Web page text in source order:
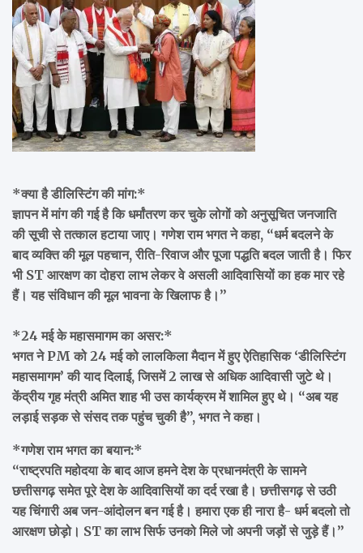
*क्या है डीलिस्टिंग की मांग:*
ज्ञापन में मांग की गई है कि धर्मांतरण कर चुके लोगों को अनुसूचित जनजाति
की सूची से तत्काल हटाया जाए। गणेश राम भगत ने कहा, “धर्म बदलने के
बाद व्यक्ति की मूल पहचान, रीति-रिवाज और पूजा पद्धति बदल जाती है। फिर
भी ST आरक्षण का दोहरा लाभ लेकर वे असली आदिवासियों का हक मार रहे
हैं। यह संविधान की मूल भावना के खिलाफ है।”
*24 मई के महासमागम का असर:*
भगत ने PM को 24 मई को लालकिला मैदान में हुए ऐतिहासिक ‘डीलिस्टिंग
महासमागम’ की याद दिलाई, जिसमें 2 लाख से अधिक आदिवासी जुटे थे।
केंद्रीय गृह मंत्री अमित शाह भी उस कार्यक्रम में शामिल हुए थे। “अब यह
लड़ाई सड़क से संसद तक पहुंच चुकी है”, भगत ने कहा।
*गणेश राम भगत का बयान:*
“राष्ट्रपति महोदया के बाद आज हमने देश के प्रधानमंत्री के सामने
छत्तीसगढ़ समेत पूरे देश के आदिवासियों का दर्द रखा है। छत्तीसगढ़ से उठी
यह चिंगारी अब जन-आंदोलन बन गई है। हमारा एक ही नारा है- धर्म बदलो तो
आरक्षण छोड़ो। ST का लाभ सिर्फ उनको मिले जो अपनी जड़ों से जुड़े हैं।”